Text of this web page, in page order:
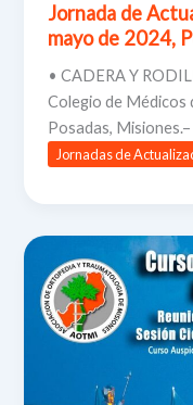
Jornada de
mayo de 2024,
• CADERA Y
Colegio de Médicos
Posadas, Misiones.–
Jornadas de